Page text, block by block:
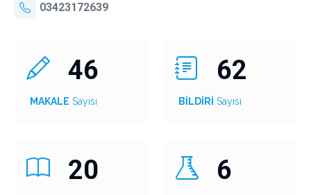
03423172639
46
MAKALE Sayısı
62
BİLDİRİ Sayısı
20 6